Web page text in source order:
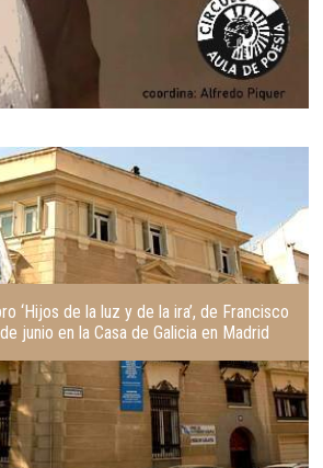
‘Hijos de la luz y de la ira’, de Francisco
junio en la Casa de Galicia en Madrid